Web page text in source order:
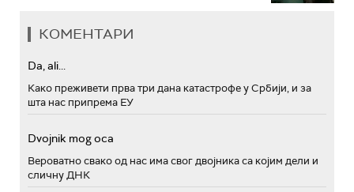
КОМЕНТАРИ
Da, ali...
Како преживети прва три дана катастрофе у Србији, и за
шта нас припрема ЕУ
Dvojnik mog oca
Вероватно свако од нас има свог двојника са којим дели и
сличну ДНК